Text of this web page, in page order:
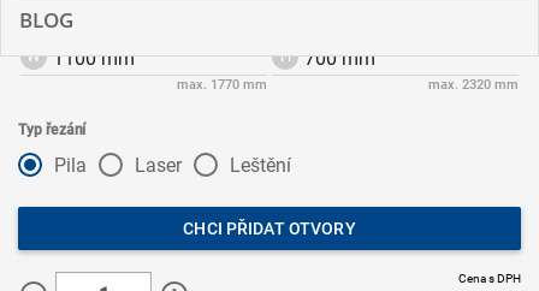
BLOG
W
Šířka
max. 1770 mm
H
max. 2320 mm
Typ řezání
Pila Laser Leštění
CHCI PŘIDAT OTVORY
Cena s DPH